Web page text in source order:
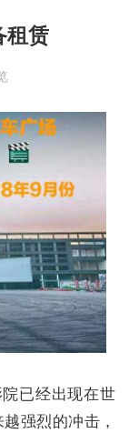
租赁
已经出现在世
强烈的冲击，